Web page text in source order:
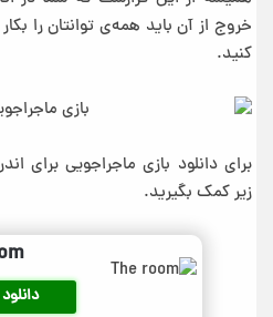
خروج از آن باید همه‌ی توانتان را
کنید.
برای دانلود بازی ماجراجویی برای
زیر کمک بگیرید.